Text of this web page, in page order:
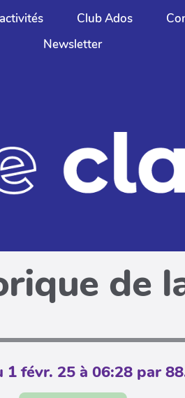
Club Ados
Newsletter
de
1 févr. 25 à 06:28 par